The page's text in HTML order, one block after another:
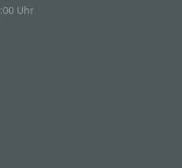
Uhr
automatisierten
Daten, die darin
Daten
insbesondere, um Aspekte
Vorlieben, Interessen,
Aufenthaltsort oder